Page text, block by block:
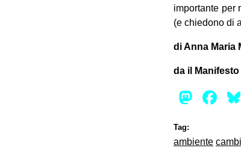
importante per
(e chiedono di
di Anna Maria
da il
Tag:
ambiente